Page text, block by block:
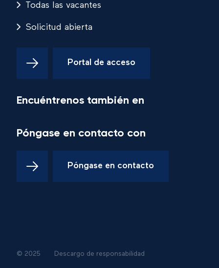
Todas las vacantes
Solicitud abierta
Portal de acceso
Encuéntrenos también en
Póngase en contacto con
Póngase en contacto
© 2025 Descargo de responsabilidad